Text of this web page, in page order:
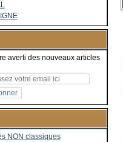
averti des nouveaux articles
NON classiques